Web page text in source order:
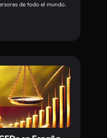
de todo el mundo.